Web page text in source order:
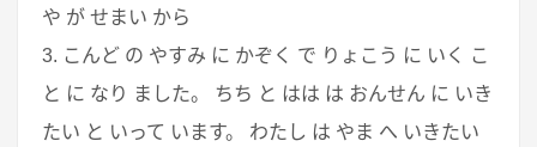
や が せまい から
3. こんど の やすみ に かぞく で りょこう に いく こ
と に なり ました。 ちち と はは は おんせん に いき
たい と いって います。 わたし は やま へ いきたい